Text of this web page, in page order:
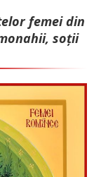
femei din
soții